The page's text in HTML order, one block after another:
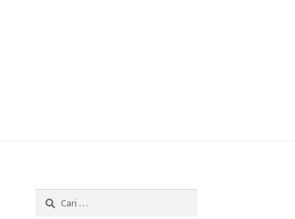
Cari
untuk: